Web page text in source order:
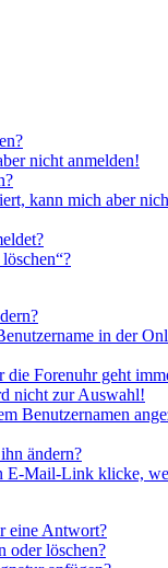
nicht anmelden!
kann mich aber
in der
die Forenuhr geht
nicht zur Auswahl!
Benutzernamen
ändern?
E-Mail-Link klicke,
eine Antwort?
oder löschen?